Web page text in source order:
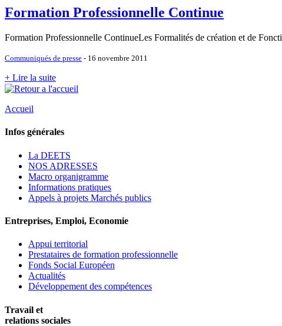
Formation Professionnelle Continue
Formation Professionnelle ContinueLes Formalités de création et de
Communiqués de presse - 16 novembre 2011
+ Lire la suite
Accueil
Infos générales
La DEETS
NOS ADRESSES
Macro organigramme
Informations pratiques
Appels à projets Marchés publics
Entreprises, Emploi, Economie
Appui territorial
Prestataires de formation professionnelle
Fonds Social Européen
Actualités
Développement des compétences
Travail et
relations sociales